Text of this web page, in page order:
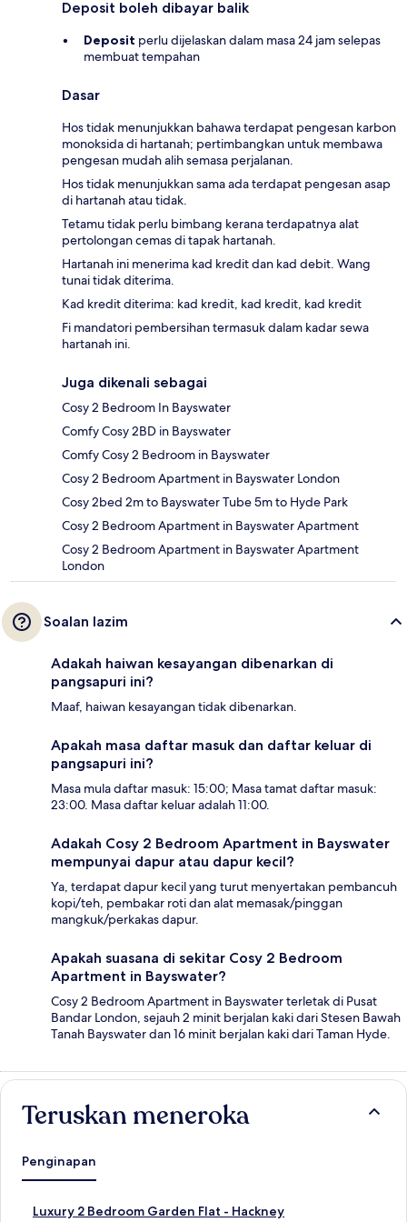
Deposit boleh dibayar balik
Deposit perlu dijelaskan dalam masa 24 jam selepas
membuat tempahan
Dasar
Hos tidak menunjukkan bahawa terdapat pengesan karbon
monoksida di hartanah; pertimbangkan untuk membawa
pengesan mudah alih semasa perjalanan.
Hos tidak menunjukkan sama ada terdapat pengesan asap
di hartanah atau tidak.
Tetamu tidak perlu bimbang kerana terdapatnya alat
pertolongan cemas di tapak hartanah.
Hartanah ini menerima kad kredit dan kad debit. Wang
tunai tidak diterima.
Kad kredit diterima: kad kredit, kad kredit, kad kredit
Fi mandatori pembersihan termasuk dalam kadar sewa
hartanah ini.
Juga dikenali sebagai
Cosy 2 Bedroom In Bayswater
Comfy Cosy 2BD in Bayswater
Comfy Cosy 2 Bedroom in Bayswater
Cosy 2 Bedroom Apartment in Bayswater London
Cosy 2bed 2m to Bayswater Tube 5m to Hyde Park
Cosy 2 Bedroom Apartment in Bayswater Apartment
Cosy 2 Bedroom Apartment in Bayswater Apartment
London
Soalan lazim
Adakah haiwan kesayangan dibenarkan di
pangsapuri ini?
Maaf, haiwan kesayangan tidak dibenarkan.
Apakah masa daftar masuk dan daftar keluar di
pangsapuri ini?
Masa mula daftar masuk: 15:00; Masa tamat daftar masuk:
23:00. Masa daftar keluar adalah 11:00.
Adakah Cosy 2 Bedroom Apartment in Bayswater
mempunyai dapur atau dapur kecil?
Ya, terdapat dapur kecil yang turut menyertakan pembancuh
kopi/teh, pembakar roti dan alat memasak/pinggan
mangkuk/perkakas dapur.
Apakah suasana di sekitar Cosy 2 Bedroom
Apartment in Bayswater?
Cosy 2 Bedroom Apartment in Bayswater terletak di Pusat
Bandar London, sejauh 2 minit berjalan kaki dari Stesen Bawah
Tanah Bayswater dan 16 minit berjalan kaki dari Taman Hyde.
Teruskan meneroka
Penginapan
Luxury 2 Bedroom Garden Flat - Hackney
P